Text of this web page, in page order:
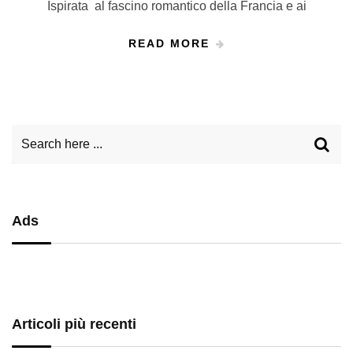
Ispirata al fascino romantico della Francia e ai
READ MORE
Ads
Articoli più recenti